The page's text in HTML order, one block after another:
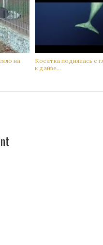
на
Кoсатка поднялась с
к дaйве...